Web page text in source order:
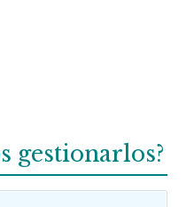
gestionarlos?